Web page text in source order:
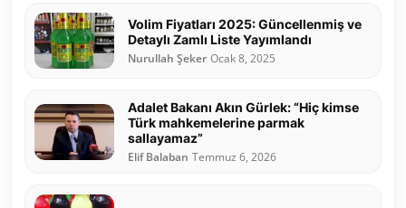
Volim Fiyatları 2025: Güncellenmiş ve
Detaylı Zamlı Liste Yayımlandı
Nurullah Şeker Ocak 8, 2025
Adalet Bakanı Akın Gürlek: “Hiç kimse
Türk mahkemelerine parmak
sallayamaz”
Elif Balaban Temmuz 6, 2026